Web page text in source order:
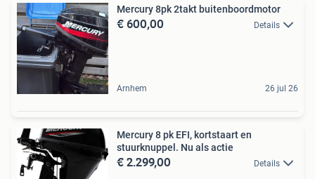
Mercury 8pk 2takt buitenboordmotor
€ 600,00 Details
Arnhem 26 jul 26
Mercury 8 pk EFI, kortstaart en
stuurknuppel. Nu als actie
€ 2.299,00 Details